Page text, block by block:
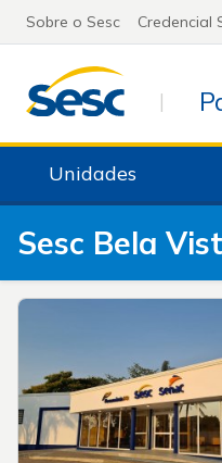
Sobre o Sesc Credencial
Unidades
Sesc Bela